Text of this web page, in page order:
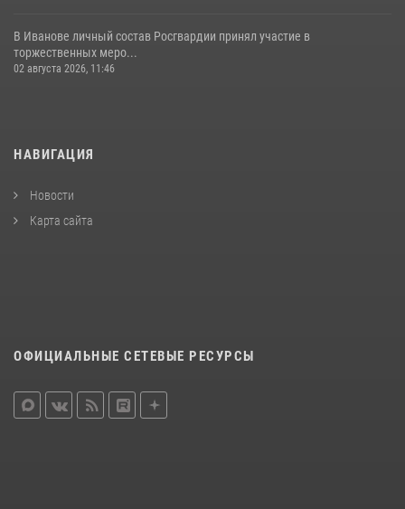
В Иванове личный состав Росгвардии принял участие в
торжественных меро...
02 августа 2026, 11:46
НАВИГАЦИЯ
Новости
Карта сайта
ОФИЦИАЛЬНЫЕ СЕТЕВЫЕ РЕСУРСЫ